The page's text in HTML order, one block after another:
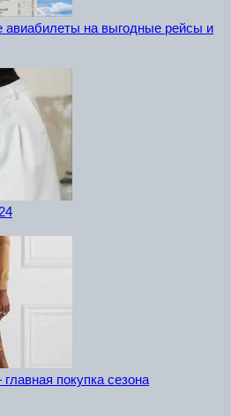
авиабилеты на выгодные рейсы и
покупка сезона